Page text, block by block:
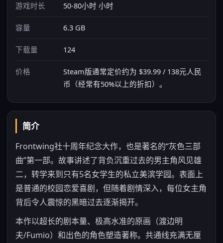
游戏时长 50-80小时 小时
容量 6.3 GB
下载量 124
价格
Steam版通常定价约为 $39.99 / 138元人民
币（经常有50%以上的折扣）。
简介
Frontwing社十周年纪念大作，也是著名的“灰色三部
曲”第一部。故事讲述了背负沉重过去的男主角风见雄
二，转学来到只有5名女学生的私立美滨学园。表面上
是普通的校园恋爱喜剧，但随着剧情深入，每位女主角
背后令人震惊的黑暗过去逐渐揭开。
本作以超长的剧本量、极高水准的原画（渡边明
夫/Fumio）和出色的角色塑造著称。共通线充满无厘